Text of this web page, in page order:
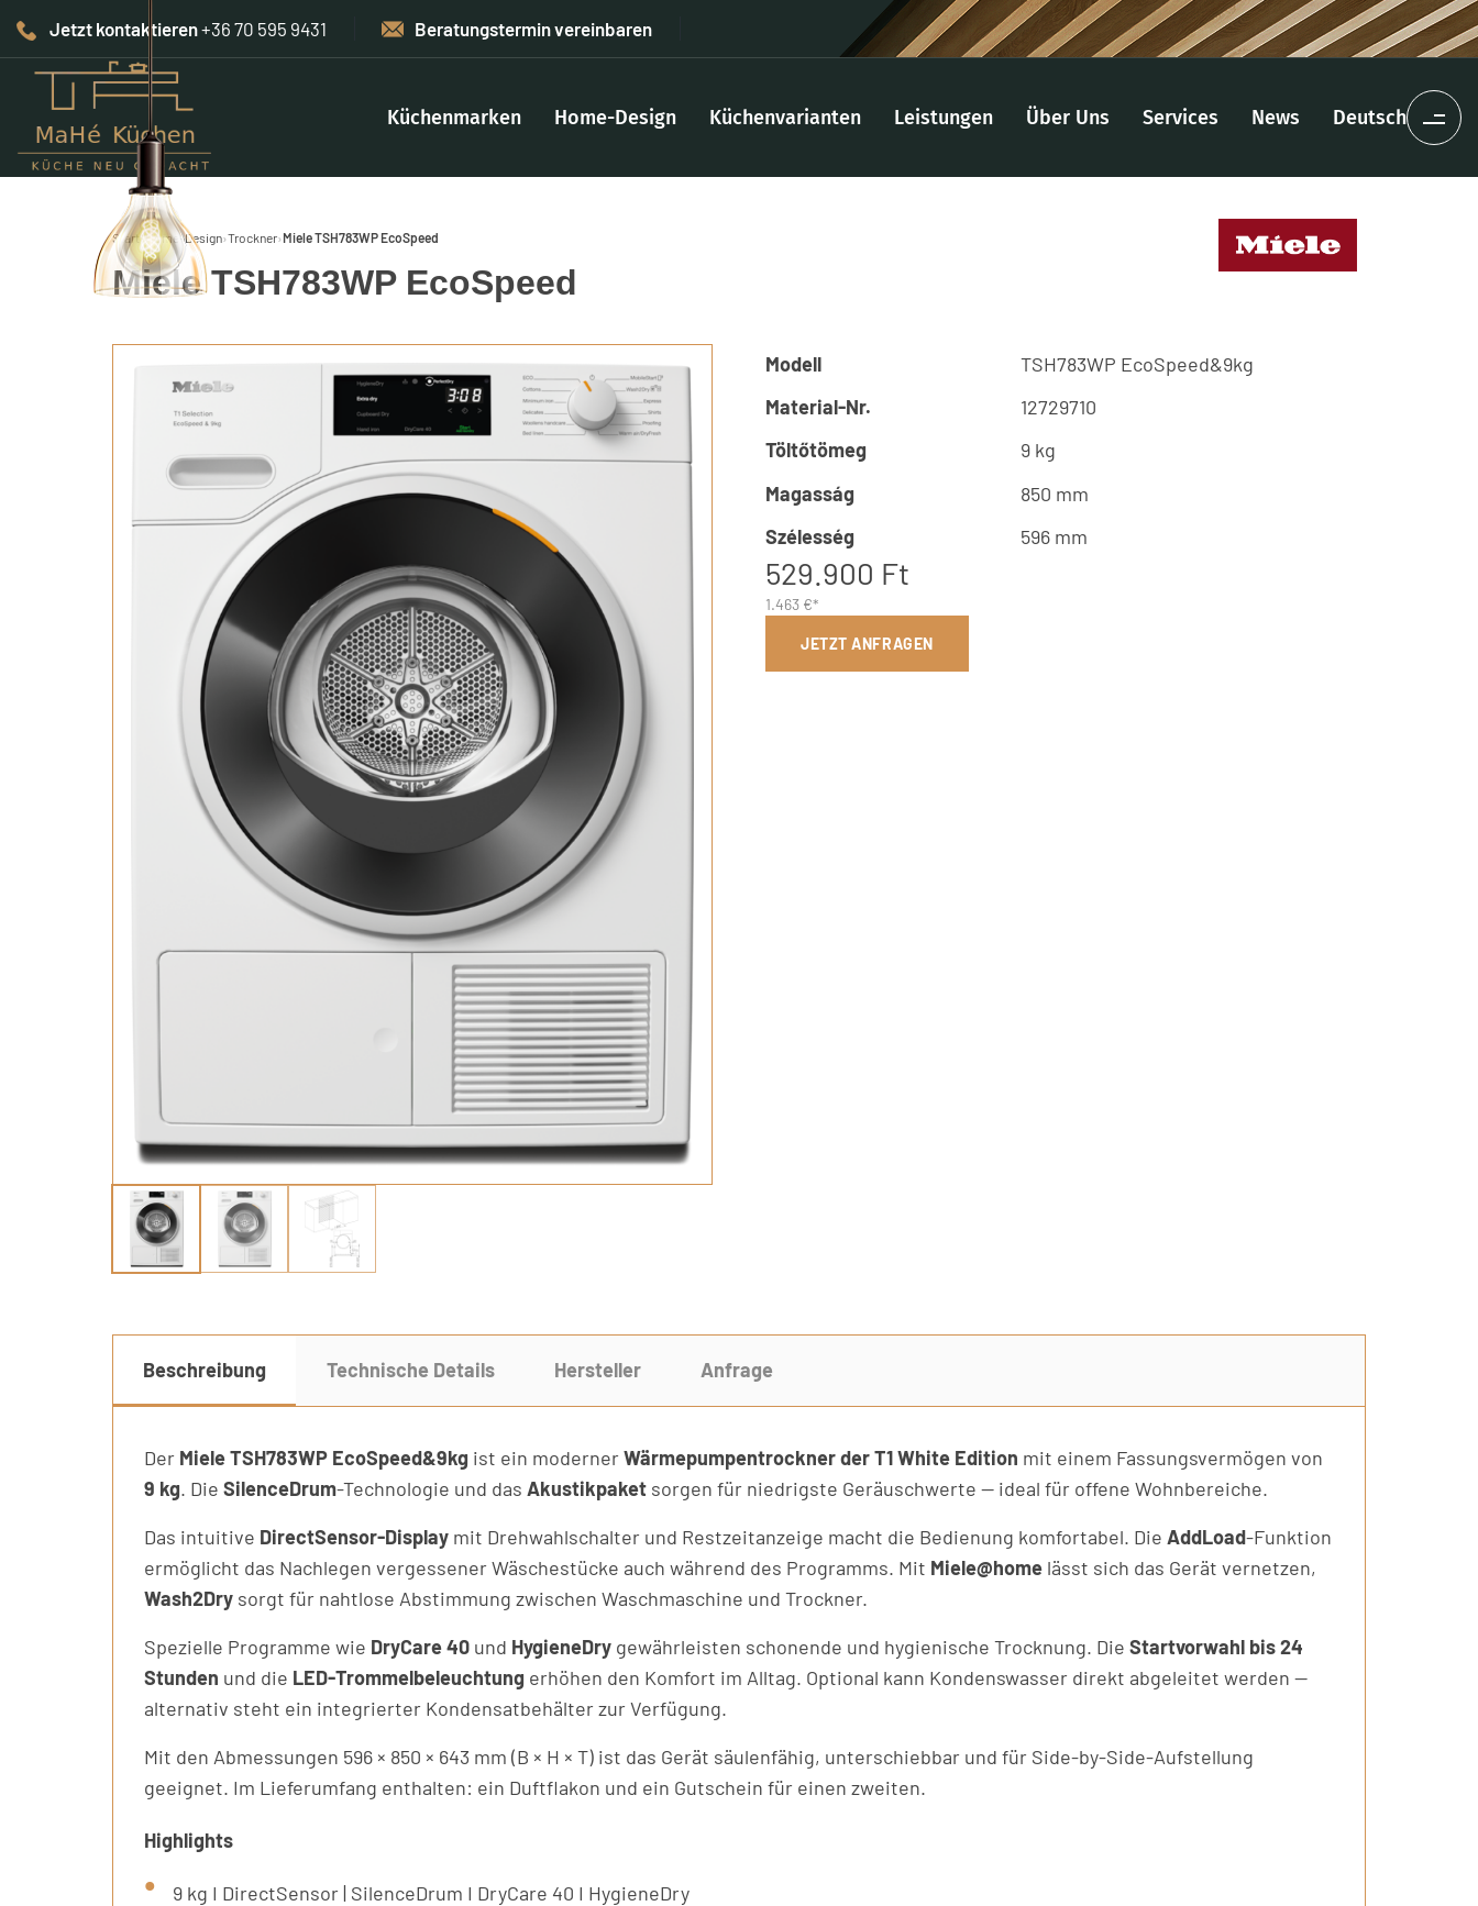
Jetzt kontaktieren+36 70 595 9431 Beratungstermin vereinbaren
Küchenmarken Home-Design Küchenvarianten Leistungen Über Uns Services News Deutsch
Start›Home-Design›Trockner›Miele TSH783WP EcoSpeed
Miele TSH783WP EcoSpeed
Modell
TSH783WP EcoSpeed&9kg
Material-Nr.
12729710
Töltőtömeg
9 kg
Magasság
850 mm
Szélesség
596 mm
529.900 Ft
1.463 €*
JETZT ANFRAGEN
Beschreibung Technische Details Hersteller Anfrage
Der Miele TSH783WP EcoSpeed&9kg ist ein modernerWärmepumpentrockner der T1 White Edition mit einem Fassungsvermögen von
9 kg. Die SilenceDrum-Technologie und das Akustikpaket sorgen für niedrigste Geräuschwerte — ideal für offene Wohnbereiche.
Das intuitive DirectSensor-Display mit Drehwahlschalter und Restzeitanzeige macht die Bedienung komfortabel. Die AddLoad-Funktion
ermöglicht das Nachlegen vergessener Wäschestücke auch während des Programms. Mit Miele@home lässt sich das Gerät vernetzen,
Wash2Dry sorgt für nahtlose Abstimmung zwischen Waschmaschine und Trockner.
Spezielle Programme wie DryCare 40 und HygieneDry gewährleisten schonende und hygienische Trocknung. Die Startvorwahl bis 24
Stunden und die LED-Trommelbeleuchtung erhöhen den Komfort im Alltag. Optional kann Kondenswasser direkt abgeleitet werden —
alternativ steht ein integrierter Kondensatbehälter zur Verfügung.
Mit den Abmessungen 596 × 850 × 643 mm (B × H × T) ist das Gerät säulenfähig, unterschiebbar und für Side-by-Side-Aufstellung
geeignet. Im Lieferumfang enthalten: ein Duftflakon und ein Gutschein für einen zweiten.
Highlights
9 kg I DirectSensor | SilenceDrum I DryCare 40 I HygieneDry